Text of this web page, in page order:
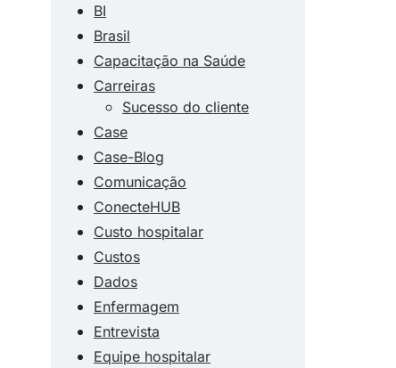
BI
Brasil
Capacitação na Saúde
Carreiras
Sucesso do cliente
Case
Case-Blog
Comunicação
ConecteHUB
Custo hospitalar
Custos
Dados
Enfermagem
Entrevista
Equipe hospitalar